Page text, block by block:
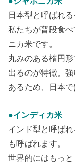
日本型と呼ばれ
私たちが普段食
ニカ米です。
丸みのある楕円
出るのが特徴。
あるため、日本
●インディカ米
インド型と呼ば
も呼ばれます。
世界的にはもっ